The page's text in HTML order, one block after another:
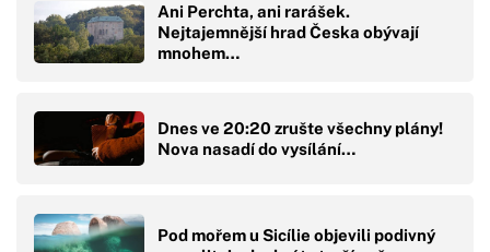
Ani Perchta, ani rarášek.
Nejtajemnější hrad Česka obývají
mnohem…
Dnes ve 20:20 zrušte všechny plány!
Nova nasadí do vysílání…
Pod mořem u Sicílie objevili podivný